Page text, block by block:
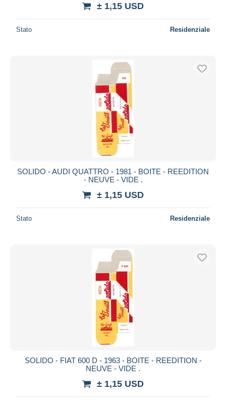
± 1,15 USD
Stato Residenziale
SOLIDO - AUDI QUATTRO - 1981 - BOITE - REEDITION
- NEUVE - VIDE .
± 1,15 USD
Stato Residenziale
SOLIDO - FIAT 600 D - 1963 - BOITE - REEDITION -
NEUVE - VIDE .
± 1,15 USD